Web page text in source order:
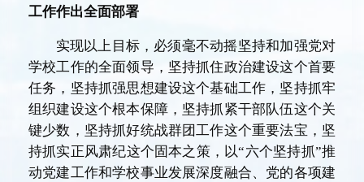
工作作出全面部署
实现以上目标，必须毫不动摇坚持和加强党对
学校工作的全面领导，坚持抓住政治建设这个首要
任务，坚持抓强思想建设这个基础工作，坚持抓牢
组织建设这个根本保障，坚持抓紧干部队伍这个关
键少数，坚持抓好统战群团工作这个重要法宝，坚
持抓实正风肃纪这个固本之策，以“六个坚持抓”推
动党建工作和学校事业发展深度融合、党的各项建